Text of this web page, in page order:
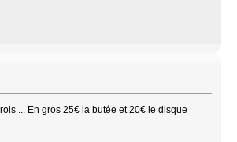
... En gros 25€ la butée et 20€ le disque